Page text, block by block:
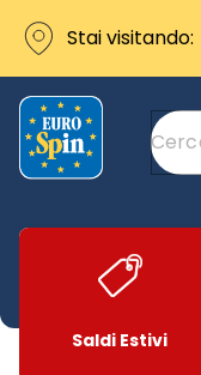
Stai visitando:
Saldi Estivi